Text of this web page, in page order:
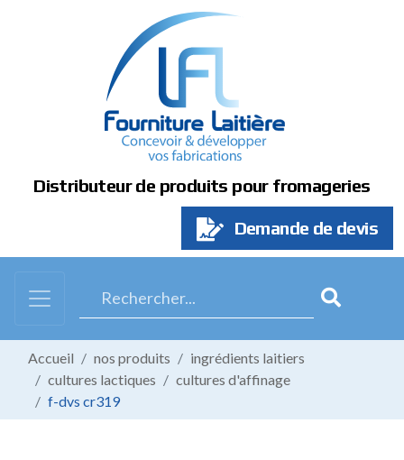
Distributeur de produits pour fromageries
Demande de devis
Accueil nos produits
ingrédients laitiers
cultures lactiques
cultures d'affinage
f-dvs cr319
Panneau de gestion des cookies